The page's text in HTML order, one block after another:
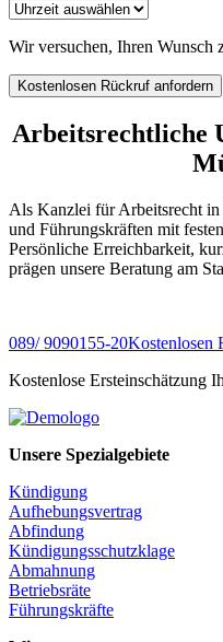
Wir versuchen, Ihren Wunsch
Kostenlosen Rückruf anfordern
Arbeitsrechtliche
Als Kanzlei für Arbeitsrecht
und Führungskräften mit
Persönliche Erreichbarkeit,
prägen unsere Beratung am
089/ 9090155-20Kostenlosen
Kostenlose Ersteinschätzung
Unsere Spezialgebiete
Kündigung
Aufhebungsvertrag
Abfindung
Kündigungsschutzklage
Abmahnung
Betriebsräte
Führungskräfte